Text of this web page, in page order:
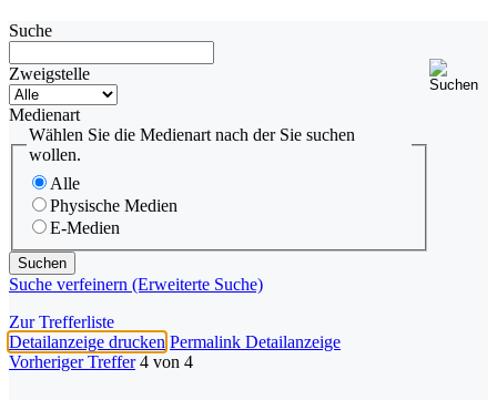
Suche
Zweigstelle
Medienart
Wählen Sie die Medienart nach der Sie suchen
wollen.
Alle
Physische Medien
E-Medien
Suche verfeinern (Erweiterte Suche)
Zur Trefferliste
Detailanzeige drucken Permalink Detailanzeige
Vorheriger Treffer 4 von 4